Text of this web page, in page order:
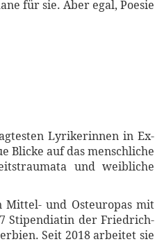
für sie. Aber egal, Poesie
Lyrikerinnen in Ex-
Blicke auf das menschliche
und weibliche
und Osteuropas mit
Stipendiatin der Friedrich-
Seit 2018 arbeitet sie